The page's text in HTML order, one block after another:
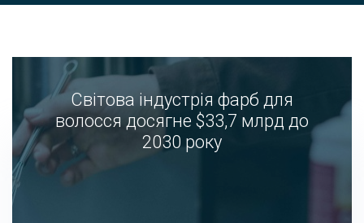
Cвітова індустрія фарб для
волосся досягне $33,7 млрд до
2030 року